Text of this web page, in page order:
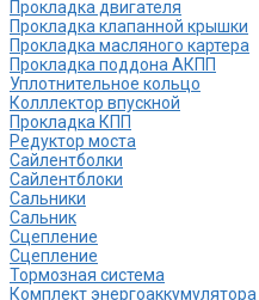
Прокладка двигателя
Прокладка клапанной крышки
Прокладка масляного картера
Прокладка поддона АКПП
Уплотнительное кольцо
Колллектор впускной
Прокладка КПП
Редуктор моста
Сайлентболки
Сайлентблоки
Сальники
Сальник
Сцепление
Сцепление
Тормозная система
Комплект энергоаккумулятора